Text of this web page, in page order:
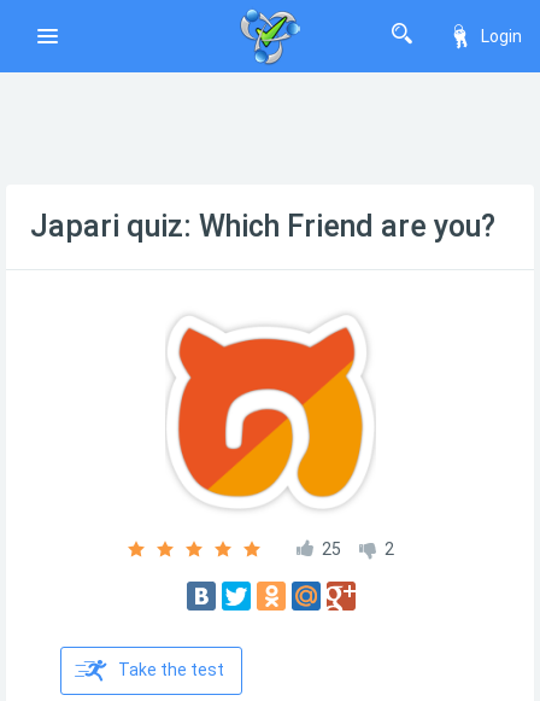
Login
Japari quiz: Which Friend are you?
25 2
Take the test